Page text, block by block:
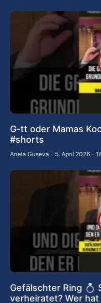
G-tt oder Mamas
#shorts
Ariela Guseva 5. April 2026 –
Gefälschter Ring 💍
verheiratet? Wer